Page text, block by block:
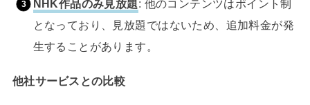
NHK作品のみ見放題: 他のコンテンツはポイント制
となっており、見放題ではないため、追加料金が発
生することがあります。
他社サービスとの比較